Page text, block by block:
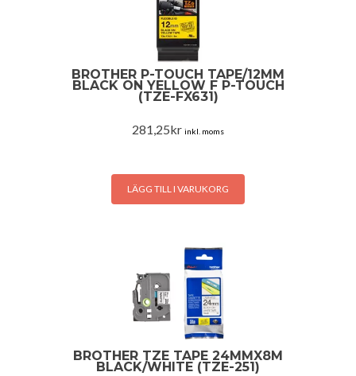
BROTHER P-TOUCH TAPE/12MM
BLACK ON YELLOW F P-TOUCH
(TZE-FX631)
281,25kr inkl. moms
LÄGG TILL I VARUKORG
BROTHER TZE TAPE 24MMX8M
BLACK/WHITE (TZE-251)